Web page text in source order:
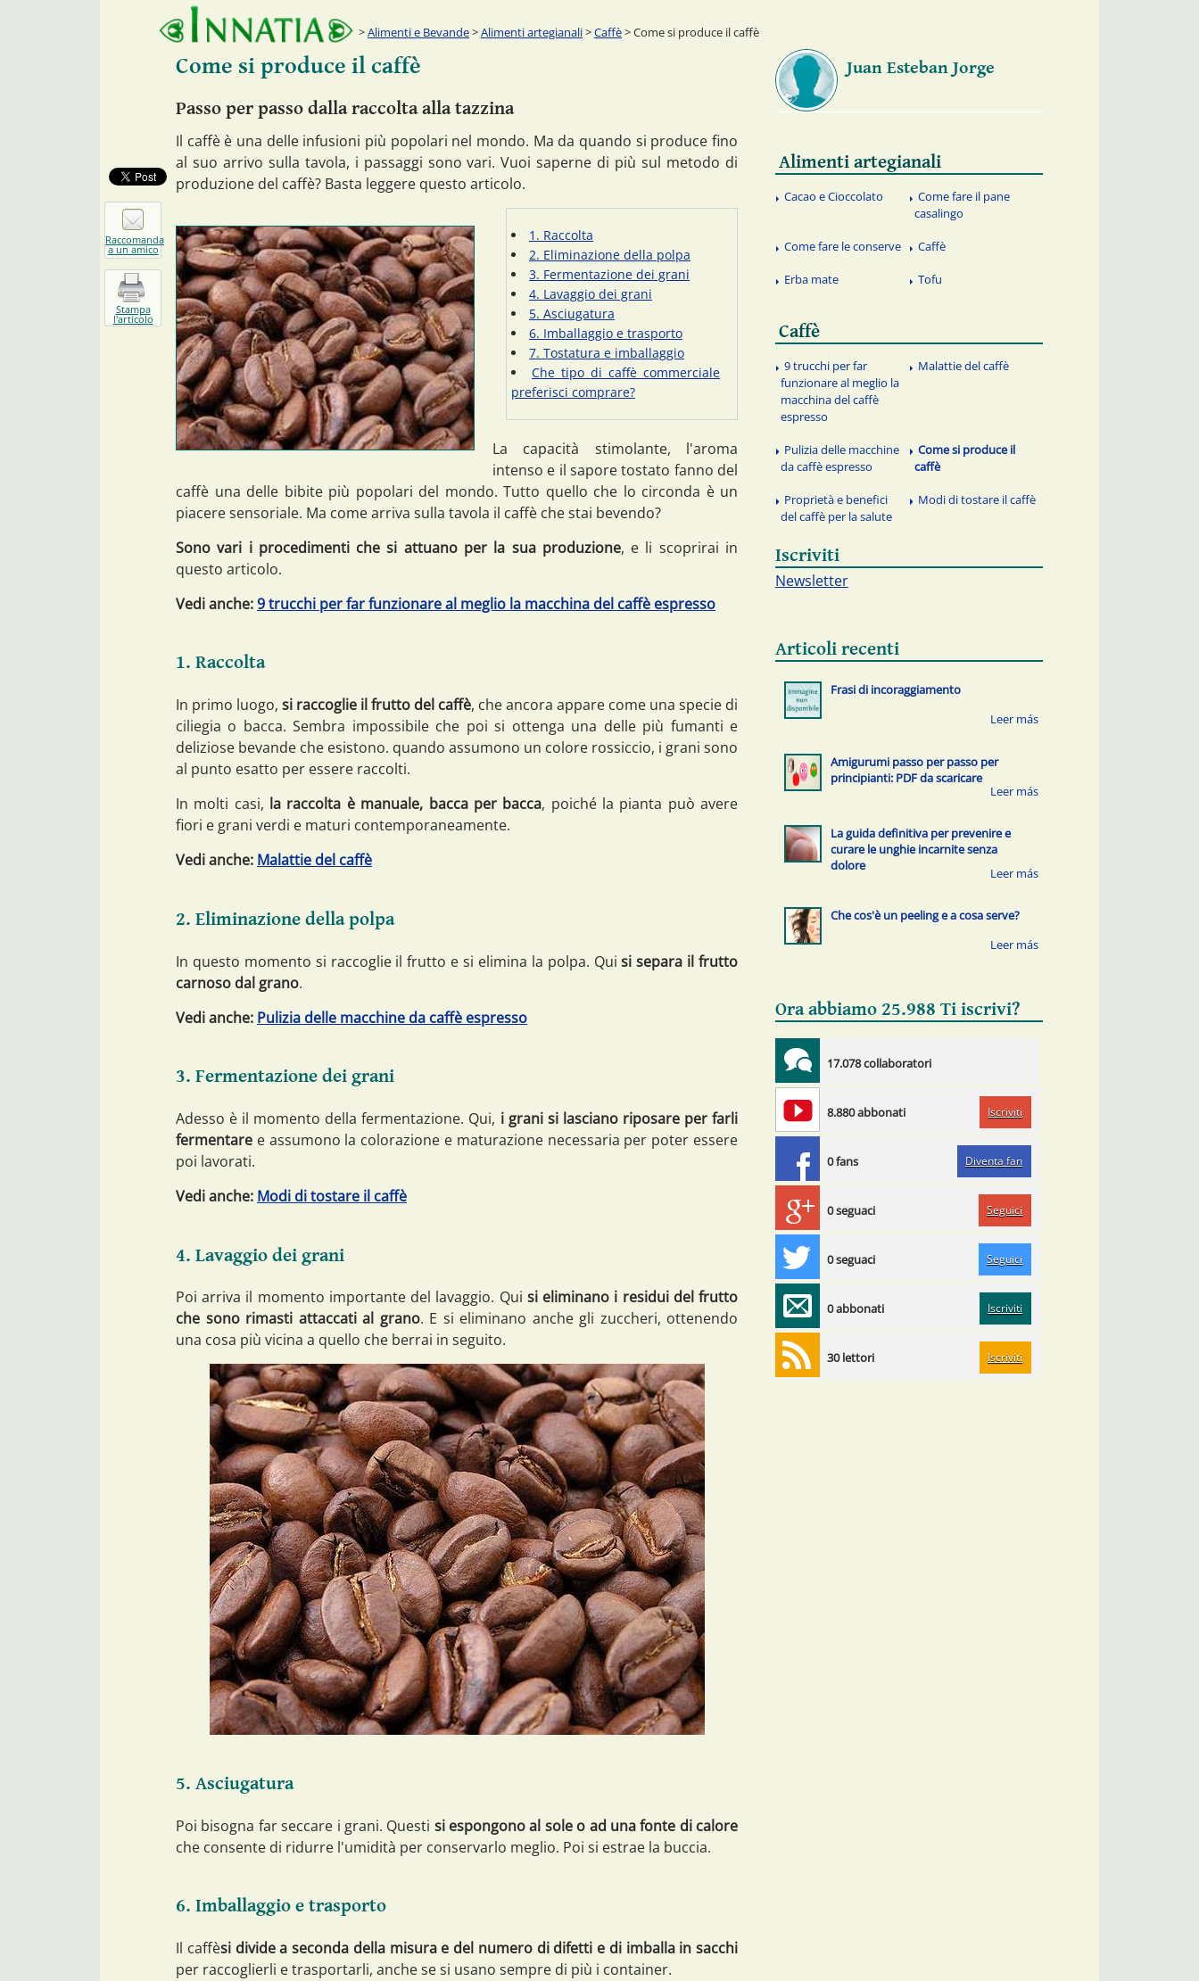
Alimenti e Bevande>Alimenti artegianali>Caffè> Come si produce il caffè
Come si produce il caffè
Passo per passo dalla raccolta alla tazzina
Il caffè è una delle infusioni più popolari nel mondo. Ma da quando si produce fino
al suo arrivo sulla tavola, i passaggi sono vari. Vuoi saperne di più sul metodo di
produzione del caffè? Basta leggere questo articolo.
1. Raccolta
2. Eliminazione della polpa
3. Fermentazione dei grani
4. Lavaggio dei grani
5. Asciugatura
6. Imballaggio e trasporto
7. Tostatura e imballaggio
Che tipo di caffè commerciale
preferisci comprare?
La capacità stimolante, l'aroma
intenso e il sapore tostato fanno del
caffè una delle bibite più popolari del mondo. Tutto quello che lo circonda è un
piacere sensoriale. Ma come arriva sulla tavola il caffè che stai bevendo?
Sono vari i procedimenti che si attuano per la sua produzione, e li scoprirai in
questo articolo.
Vedi anche:9 trucchi per far funzionare al meglio la macchina del caffè espresso
1. Raccolta
In primo luogo, si raccoglie il frutto del caffè, che ancora appare come una specie di
ciliegia o bacca. Sembra impossibile che poi si ottenga una delle più fumanti e
deliziose bevande che esistono. quando assumono un colore rossiccio, i grani sono
al punto esatto per essere raccolti.
In molti casi, la raccolta è manuale, bacca per bacca, poiché la pianta può avere
fiori e grani verdi e maturi contemporaneamente.
Vedi anche: Malattie del caffè
2. Eliminazione della polpa
In questo momento si raccoglie il frutto e si elimina la polpa. Quisi separa il frutto
carnoso dal grano.
Vedi anche: Pulizia delle macchine da caffè espresso
3. Fermentazione dei grani
Adesso è il momento della fermentazione. Qui, i grani si lasciano riposare per farli
fermentare e assumono la colorazione e maturazione necessaria per poter essere
poi lavorati.
Vedi anche: Modi di tostare il caffè
4. Lavaggio dei grani
Poi arriva il momento importante del lavaggio. Qui si eliminano i residui del frutto
che sono rimasti attaccati al grano. E si eliminano anche gli zuccheri, ottenendo
una cosa più vicina a quello che berrai in seguito.
5. Asciugatura
Poi bisogna far seccare i grani. Questi si espongono al sole o ad una fonte di calore
che consente di ridurre l'umidità per conservarlo meglio. Poi si estrae la buccia.
6. Imballaggio e trasporto
Il caffèsi divide a seconda della misura e del numero di difetti e di imballa in sacchi
per raccoglierli e trasportarli, anche se si usano sempre di più i container.
Juan Esteban Jorge
Alimenti artegianali
Cacao e Cioccolato
Come fare il pane
casalingo
Come fare le conserve Caffè
Erba mate Tofu
Caffè
9 trucchi per far
funzionare al meglio la
macchina del caffè
espresso
Malattie del caffè
Pulizia delle macchine
da caffè espresso
Come si produce il
caffè
Proprietà e benefici
del caffè per la salute
Modi di tostare il caffè
Iscriviti
Newsletter
Articoli recenti
Frasi di incoraggiamento
Amigurumi passo per passo per
principianti: PDF da scaricare
La guida definitiva per prevenire e
curare le unghie incarnite senza
dolore
Che cos'è un peeling e a cosa serve?
Ora abbiamo 25.988 Ti iscrivi?
17.078 collaboratori
8.880 abbonati Iscriviti
0 fans Diventa fan
0 seguaci Seguici
0 seguaci Seguici
0 abbonati Iscriviti
30 lettori Iscriviti
Raccomanda
a un amico
Stampa
l'articolo